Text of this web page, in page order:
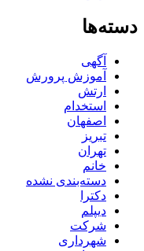
دسته‌ها
آگهی
آموزش پرورش
ارتش
استخدام
اصفهان
تبریز
تهران
خانم
دسته‌بندی نشده
دکترا
دیپلم
شرکت
شهرداری